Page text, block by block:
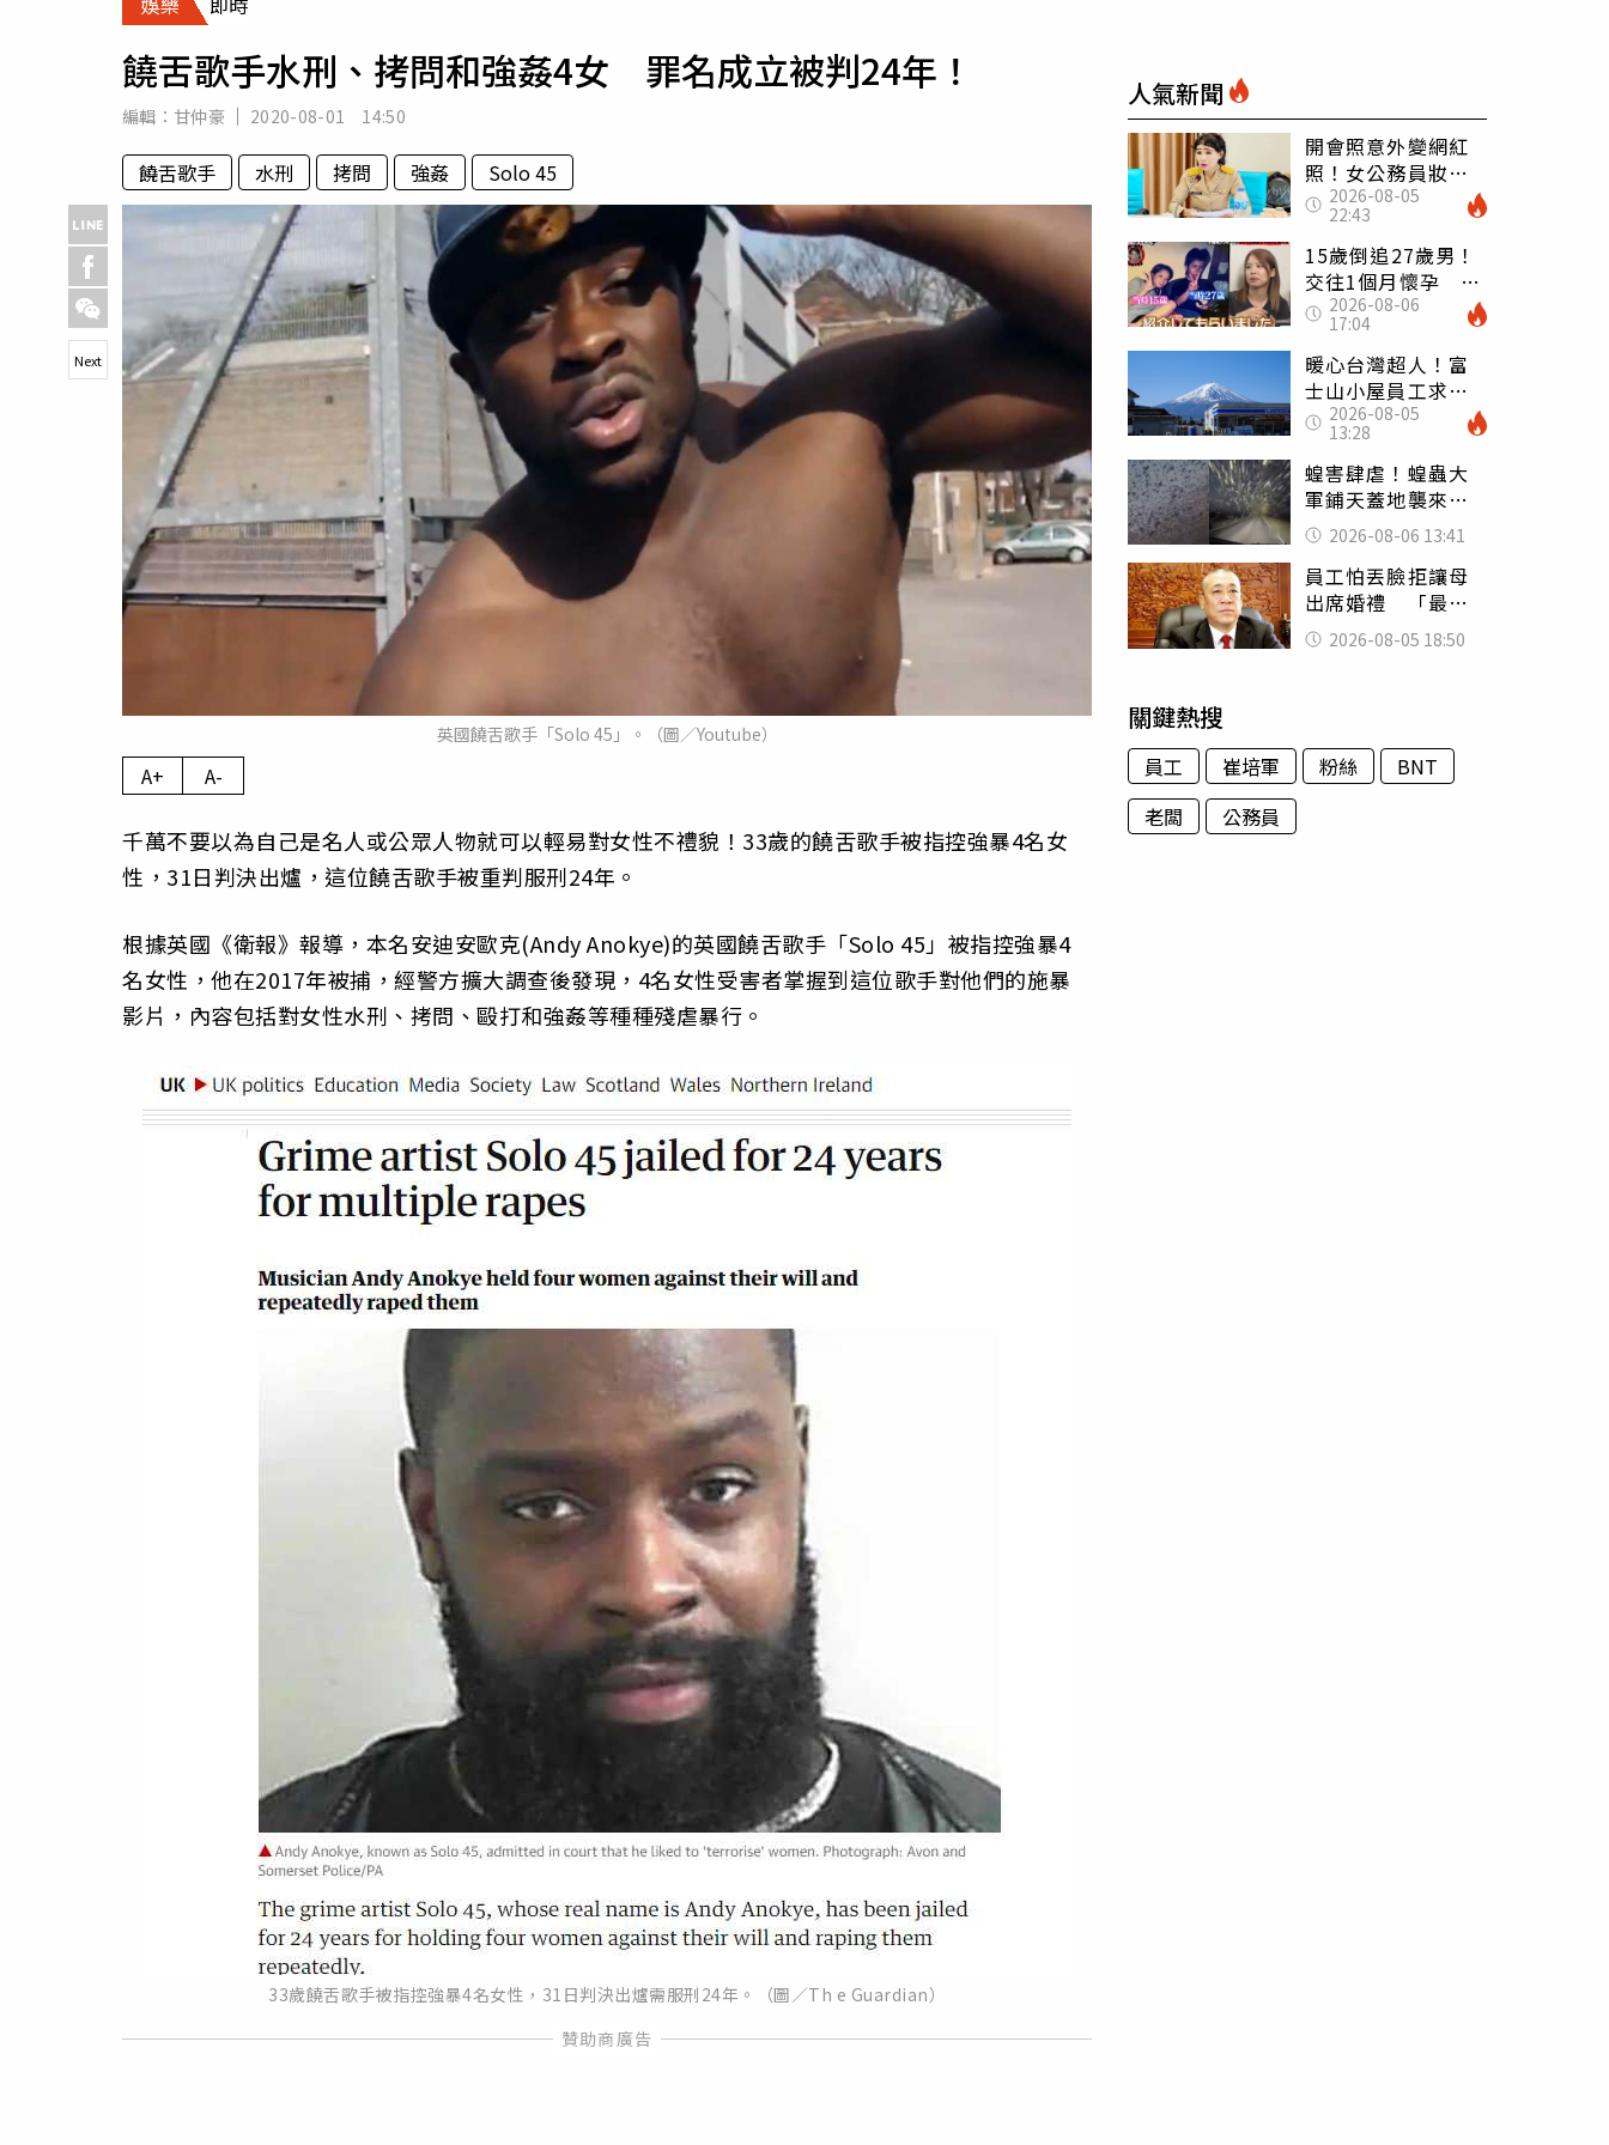
專欄
房產新勢力
運勢
饒舌歌手水刑、拷問和強姦4女 罪名成立被判24年！
編輯： 甘仲豪 2020-08-01 14:50
饒舌歌手 水刑 拷問 強姦 Solo 45
英國饒舌歌手「Solo 45」。（圖／Youtube）
Next
A+ A-
千萬不要以為自己是名人或公眾人物就可以輕易對女性不禮貌！33歲的饒舌歌手被指控強暴4名女
性，31日判決出爐，這位饒舌歌手被重判服刑24年。
根據英國《衛報》報導，本名安迪安歐克(Andy Anokye)的英國饒舌歌手「Solo 45」被指控強暴4
名女性，他在2017年被捕，經警方擴大調查後發現，4名女性受害者掌握到這位歌手對他們的施暴
影片，內容包括對女性水刑、拷問、毆打和強姦等種種殘虐暴行。
33歲饒舌歌手被指控強暴4名女性，31日判決出爐需服刑24年。（圖／Th e Guardian）
人氣新聞
開會照意外變網紅
照！女公務員妝容
掀2千則留言 本人
怒嗆：化妝有錯嗎
2026-08-05
22:43
15歲倒追27歲男！
交往1個月懷孕 36
歲當阿嬤故事曝光
2026-08-06
17:04
暖心台灣超人！富
士山小屋員工求助
「想活下去」 山
友狂背物資上山：
台灣真的是寶島
2026-08-05
13:28
蝗害肆虐！蝗蟲大
軍鋪天蓋地襲來宛
如末日 網驚：聖
經十災
2026-08-06 13:41
員工怕丟臉拒讓母
出席婚禮 「最愛
發錢老闆」震怒開
除：我看不起你
2026-08-05 18:50
關鍵熱搜
員工 崔培軍 粉絲
BNT
老闆
公務員